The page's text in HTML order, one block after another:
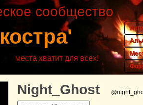
сообщество
места хватит для всех!
Night_Ghost